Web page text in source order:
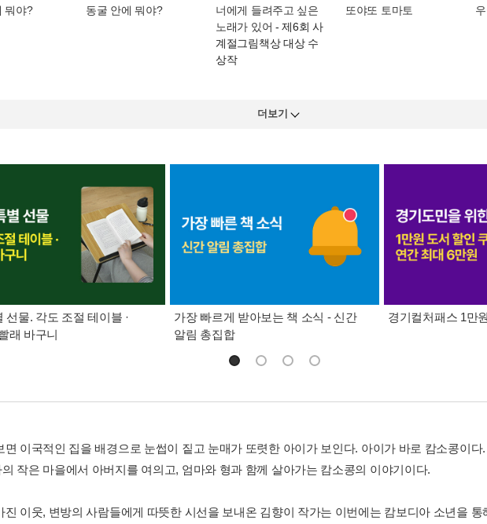
뭐야? 동굴 안에 뭐야?
너에게 들려주고 싶은
노래가 있어 - 제6회 사
계절그림책상 대상 수
상작
또야또 토마토
더보기
선물. 각도 조절 테이블 ·
래 바구니
가장 빠르게 받아보는 책 소식 - 신간
알림 총집합
경기컬처패스 1만
면 이국적인 집을 배경으로 눈썹이 짙고 눈매가 또렷한 아이가 보인다. 아이가 바로 캄소콩이다
작은 마을에서 아버지를 여의고, 엄마와 형과 함께 살아가는 캄소콩의 이야기이다.
진 이웃, 변방의 사람들에게 따뜻한 시선을 보내온 김향이 작가는 이번에는 캄보디아 소년을 통